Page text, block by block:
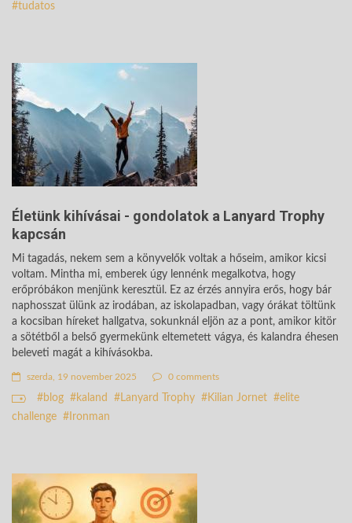
tudatos
Életünk kihívásai - gondolatok a Lanyard Trophy
kapcsán
Mi tagadás, nekem sem a könyvelők voltak a hőseim, amikor kicsi
voltam. Mintha mi, emberek úgy lennénk megalkotva, hogy
erőpróbákon menjünk keresztül. Ez az érzés annyira erős, hogy bár
naphosszat ülünk az irodában, az iskolapadban, vagy órákat töltünk
a kocsiban híreket hallgatva, sokunknál eljön az a pont, amikor kitör
a sötétből a belső gyermekünk eltemetett vágya, és kalandra éhesen
beleveti magát a kihívásokba.
szerda, 19 november 2025 0 comments
blog kaland Lanyard Trophy Kilian Jornet
elite
challenge
Ironman